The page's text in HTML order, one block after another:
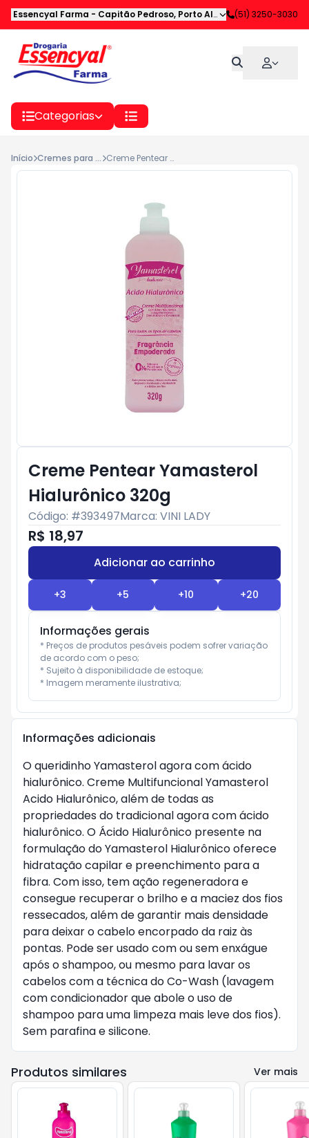
Essencyal Farma - Capitão Pedroso, Porto Alegre- RS
(51) 3250-3030
Categorias
Início Cremes para Pentear Creme Pentear Yamasterol Hialurônico 320g
Creme Pentear Yamasterol
Hialurônico 320g
Código: #393497Marca: VINI LADY
R$ 18,97
Adicionar ao carrinho
+3 +5 +10 +20
Informações gerais
* Preços de produtos pesáveis podem sofrer variação
de acordo com o peso;
* Sujeito à disponibilidade de estoque;
* Imagem meramente ilustrativa;
Informações adicionais
O queridinho Yamasterol agora com ácido
hialurônico. Creme Multifuncional Yamasterol
Acido Hialurônico, além de todas as
propriedades do tradicional agora com ácido
hialurônico. O Ácido Hialurônico presente na
formulação do Yamasterol Hialurônico oferece
hidratação capilar e preenchimento para a
fibra. Com isso, tem ação regeneradora e
consegue recuperar o brilho e a maciez dos fios
ressecados, além de garantir mais densidade
para deixar o cabelo encorpado da raiz às
pontas. Pode ser usado com ou sem enxágue
após o shampoo, ou mesmo para lavar os
cabelos com a técnica do Co-Wash (lavagem
com condicionador que abole o uso de
shampoo para uma limpeza mais leve dos fios).
Sem parafina e silicone.
Produtos similares Ver mais